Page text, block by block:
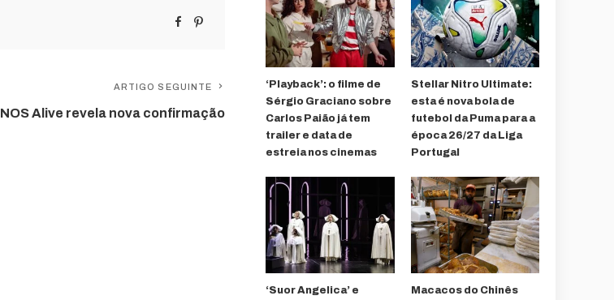
ARTIGO SEGUINTE
NOS Alive revela nova confirmação
‘Playback’: o filme de
Sérgio Graciano sobre
Carlos Paião já tem
trailer e data de
estreia nos cinemas
Stellar Nitro Ultimate:
esta é nova bola de
futebol da Puma para a
época 26/27 da Liga
Portugal
‘Suor Angelica’ e
Macacos do Chinês